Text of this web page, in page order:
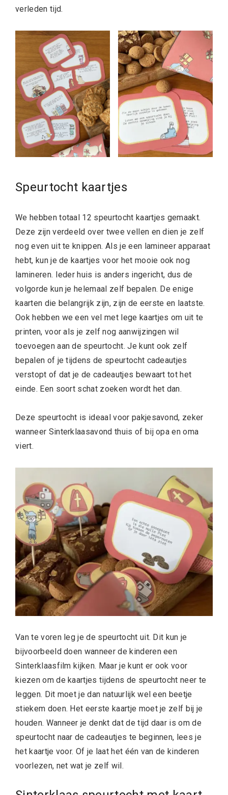
verleden tijd.
Speurtocht kaartjes
We hebben totaal 12 speurtocht kaartjes gemaakt.
Deze zijn verdeeld over twee vellen en dien je zelf
nog even uit te knippen. Als je een lamineer apparaat
hebt, kun je de kaartjes voor het mooie ook nog
lamineren. Ieder huis is anders ingericht, dus de
volgorde kun je helemaal zelf bepalen. De enige
kaarten die belangrijk zijn, zijn de eerste en laatste.
Ook hebben we een vel met lege kaartjes om uit te
printen, voor als je zelf nog aanwijzingen wil
toevoegen aan de speurtocht. Je kunt ook zelf
bepalen of je tijdens de speurtocht cadeautjes
verstopt of dat je de cadeautjes bewaart tot het
einde. Een soort schat zoeken wordt het dan.
Deze speurtocht is ideaal voor pakjesavond, zeker
wanneer Sinterklaasavond thuis of bij opa en oma
viert.
Van te voren leg je de speurtocht uit. Dit kun je
bijvoorbeeld doen wanneer de kinderen een
Sinterklaasfilm kijken. Maar je kunt er ook voor
kiezen om de kaartjes tijdens de speurtocht neer te
leggen. Dit moet je dan natuurlijk wel een beetje
stiekem doen. Het eerste kaartje moet je zelf bij je
houden. Wanneer je denkt dat de tijd daar is om de
speurtocht naar de cadeautjes te beginnen, lees je
het kaartje voor. Of je laat het één van de kinderen
voorlezen, net wat je zelf wil.